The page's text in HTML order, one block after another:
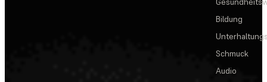
Bildung
Schmuck
Audio